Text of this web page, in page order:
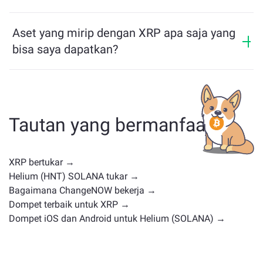
jam terakhir.
Aset yang mirip dengan XRP apa saja yang
bisa saya dapatkan?
kategorinya — apakah itu stablecoin, token utilitas,
koin pemerintahan, atau jenis lainnya. Alternatif umum
termasuk cryptocurrency lain dengan kasus
penggunaan atau posisi pasar serupa. Periksa semua
pertukaran utama
Tautan yang bermanfaat
XRP bertukar →
Helium (HNT) SOLANA tukar →
Bagaimana ChangeNOW bekerja →
Dompet terbaik untuk XRP →
Dompet iOS dan Android untuk Helium (SOLANA) →